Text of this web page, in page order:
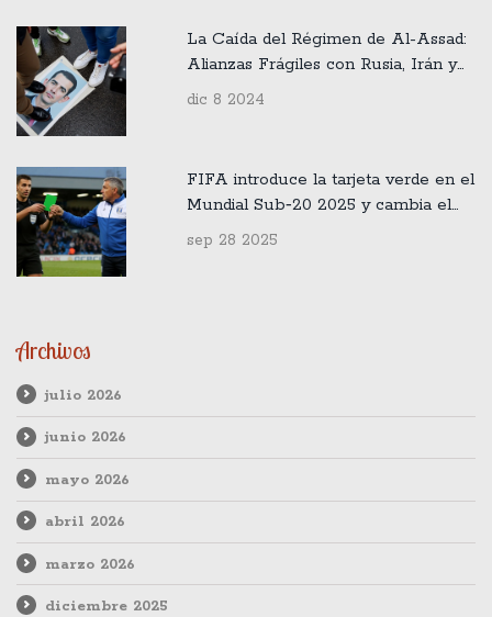
La Caída del Régimen de Al-Assad:
Alianzas Frágiles con Rusia, Irán y
Hezbollah Bajo el Fuego
dic 8 2024
FIFA introduce la tarjeta verde en el
Mundial Sub‑20 2025 y cambia el
juego
sep 28 2025
Archivos
julio 2026
junio 2026
mayo 2026
abril 2026
marzo 2026
diciembre 2025